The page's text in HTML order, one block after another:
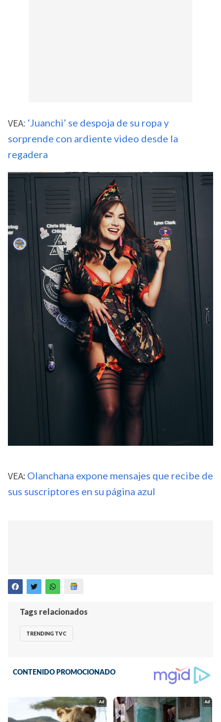
VEA: ‘Juanchi’ se despoja de su ropa y
sorprende con ardiente video desde la
regadera
VEA: Olanchana expone mensajes que recibe de
sus suscriptores en su página azul
Tags relacionados
TRENDING TVC